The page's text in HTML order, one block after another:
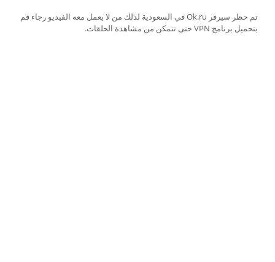
تم حظر سيرفر Ok.ru في السعودية لذلك من لا يعمل معه الفيديو رجاء قم
بتحميل برنامج VPN حتى تتمكن من مشاهدة الحلقات.